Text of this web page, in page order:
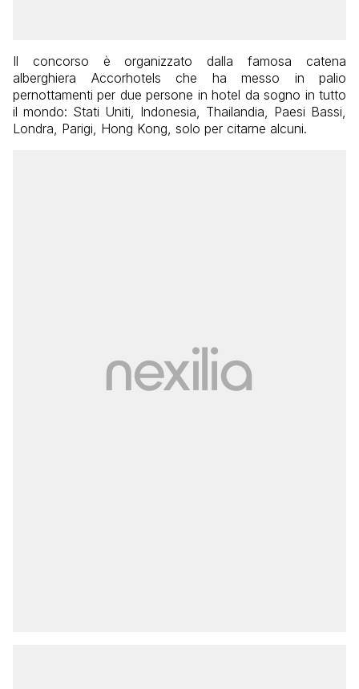
Il concorso è organizzato dalla famosa catena
alberghiera Accorhotels che ha messo in palio
pernottamenti per due persone in hotel da sogno in tutto
il mondo: Stati Uniti, Indonesia, Thailandia, Paesi Bassi,
Londra, Parigi, Hong Kong, solo per citarne alcuni.